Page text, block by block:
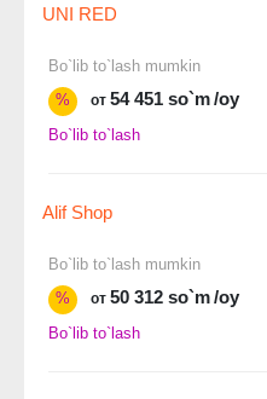
UNI RED
Bo`lib to`lash mumkin
%
от 54 451 so`m/oy
Bo`lib to`lash
Alif Shop
Bo`lib to`lash mumkin
%
от 50 312 so`m/oy
Bo`lib to`lash